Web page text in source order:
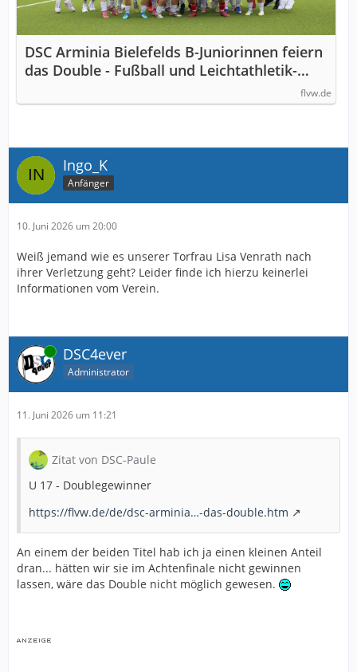
DSC Arminia Bielefelds B-Juniorinnen feiern
das Double - Fußball und Leichtathletik-
flvw.de
Ingo_K
Anfänger
10. Juni 2026 um 20:00
Weiß jemand wie es unserer Torfrau Lisa Venrath nach
ihrer Verletzung geht? Leider finde ich hierzu keinerlei
Informationen vom Verein.
Online DSC4ever
Administrator
11. Juni 2026 um 11:21
Zitat von DSC-Paule
U 17 - Doublegewinner
https://flvw.de/de/dsc-arminia…-das-double.htm
An einem der beiden Titel hab ich ja einen kleinen Anteil
dran... hätten wir sie im Achtenfinale nicht gewinnen
lassen, wäre das Double nicht möglich gewesen.